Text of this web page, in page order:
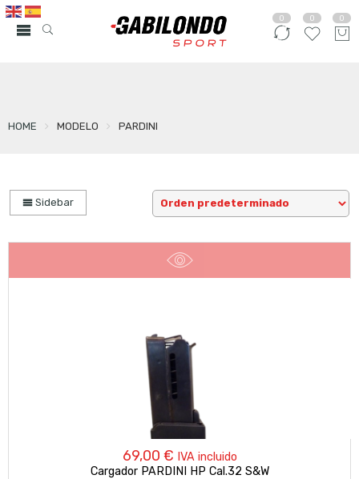
0 0 0
HOME MODELO PARDINI
Sidebar
69,00 € IVA incluido
Cargador PARDINI HP Cal.32 S&W